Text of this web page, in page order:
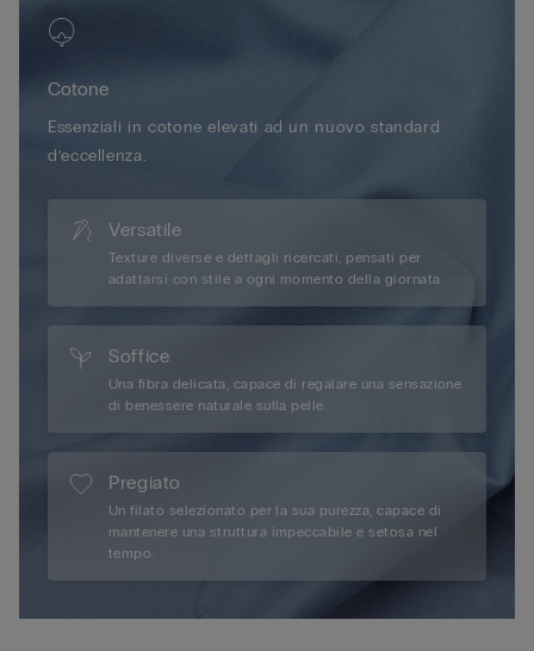
Cotone
Essenziali in cotone elevati ad un nuovo standard
d’eccellenza.
Versatile
Texture diverse e dettagli ricercati, pensati per
adattarsi con stile a ogni momento della giornata.
Soffice
Una fibra delicata, capace di regalare una sensazione
di benessere naturale sulla pelle.
Pregiato
Un filato selezionato per la sua purezza, capace di
mantenere una struttura impeccabile e setosa nel
tempo.